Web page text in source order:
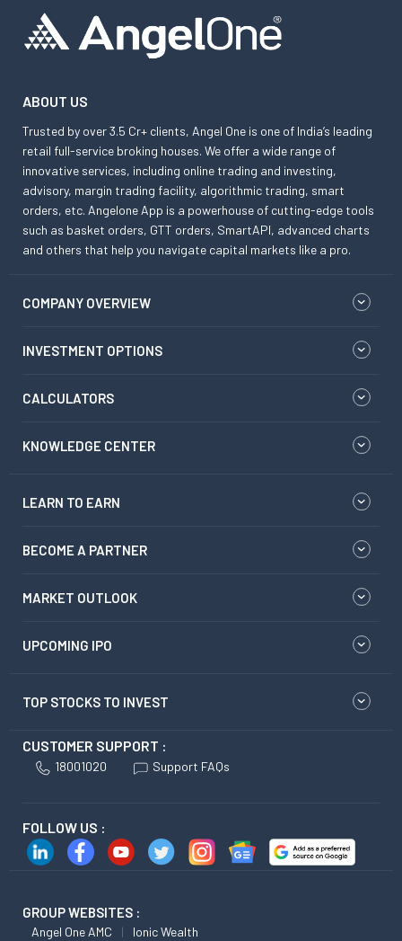
ABOUT US
Trusted by over 3.5 Cr+ clients, Angel One is one of India’s leading
retail full-service broking houses. We offer a wide range of
innovative services, including online trading and investing,
advisory, margin trading facility, algorithmic trading, smart
orders, etc. Angelone App is a powerhouse of cutting-edge tools
such as basket orders, GTT orders, SmartAPI, advanced charts
and others that help you navigate capital markets like a pro.
COMPANY OVERVIEW
INVESTMENT OPTIONS
CALCULATORS
KNOWLEDGE CENTER
LEARN TO EARN
BECOME A PARTNER
MARKET OUTLOOK
UPCOMING IPO
TOP STOCKS TO INVEST
CUSTOMER SUPPORT :
18001020 Support FAQs
FOLLOW US :
GROUP WEBSITES :
Angel One AMC Ionic Wealth